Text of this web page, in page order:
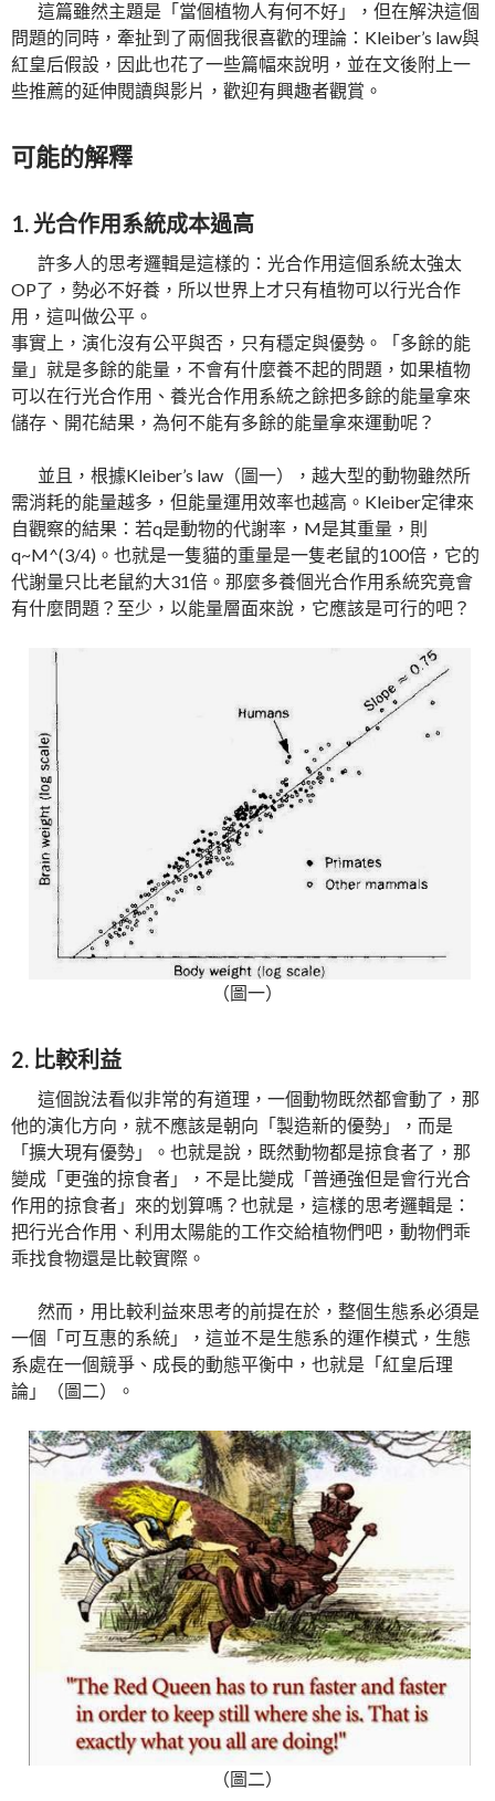
這篇雖然主題是「當個植物人有何不好」，但在解決這個
問題的同時，牽扯到了兩個我很喜歡的理論：Kleiber’s law與
紅皇后假設，因此也花了一些篇幅來說明，並在文後附上一
些推薦的延伸閱讀與影片，歡迎有興趣者觀賞。
可能的解釋
1. 光合作用系統成本過高
許多人的思考邏輯是這樣的：光合作用這個系統太強太
OP了，勢必不好養，所以世界上才只有植物可以行光合作
用，這叫做公平。
事實上，演化沒有公平與否，只有穩定與優勢。「多餘的能
量」就是多餘的能量，不會有什麼養不起的問題，如果植物
可以在行光合作用、養光合作用系統之餘把多餘的能量拿來
儲存、開花結果，為何不能有多餘的能量拿來運動呢？
並且，根據Kleiber’s law（圖一），越大型的動物雖然所
需消耗的能量越多，但能量運用效率也越高。Kleiber定律來
自觀察的結果：若q是動物的代謝率，M是其重量，則
q~M^(3/4)。也就是一隻貓的重量是一隻老鼠的100倍，它的
代謝量只比老鼠約大31倍。那麼多養個光合作用系統究竟會
有什麼問題？至少，以能量層面來說，它應該是可行的吧？
（圖一）
2. 比較利益
這個說法看似非常的有道理，一個動物既然都會動了，那
他的演化方向，就不應該是朝向「製造新的優勢」，而是
「擴大現有優勢」。也就是說，既然動物都是掠食者了，那
變成「更強的掠食者」，不是比變成「普通強但是會行光合
作用的掠食者」來的划算嗎？也就是，這樣的思考邏輯是：
把行光合作用、利用太陽能的工作交給植物們吧，動物們乖
乖找食物還是比較實際。
然而，用比較利益來思考的前提在於，整個生態系必須是
一個「可互惠的系統」，這並不是生態系的運作模式，生態
系處在一個競爭、成長的動態平衡中，也就是「紅皇后理
論」（圖二）。
（圖二）